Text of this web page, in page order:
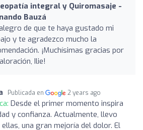
integral y Quiromasaje -
Bauzá
de que te haya gustado mi
y te agradezco mucho la
¡Muchísimas gracias por
Ilie!
Publicada en 2 years ago
Desde el primer momento inspira
y confianza. Actualmente, llevo
una gran mejoría del dolor. El